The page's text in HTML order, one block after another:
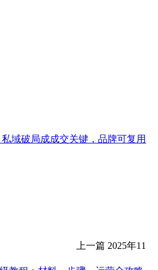
域破局成成交关键，品牌可复用
上一篇 2025年11